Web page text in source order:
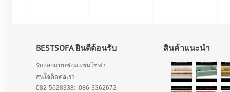
BESTSOFA ยินดีต้อนรับ
รับออกแบบซ่อมแซมโซฟา
สนใจติดต่อเรา
082-5628338: :086-3362672
สินค้าแนะนำ